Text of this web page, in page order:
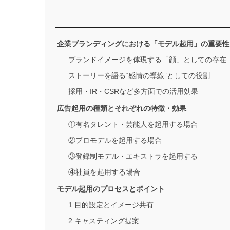
企業ブランディングにおける「モデル起用」の重要性
ブランドイメージを体現する「顔」としての存在
ストーリーを語る“感情の導線”としての役割
採用・IR・CSRなど多方面での活用効果
広告起用の種類とそれぞれの特徴・効果
①有名タレント・芸能人を起用する場合
②プロモデルを起用する場合
③登録制モデル・エキストラを起用する
④社員を起用する場合
モデル起用のプロセスとポイント
1.目的設定とイメージ共有
2.キャスティング提案